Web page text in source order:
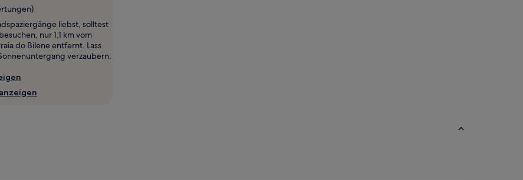
liebst, solltest
nur 1,1 km vom
do Bilene entfernt. Lass
verzaubern: